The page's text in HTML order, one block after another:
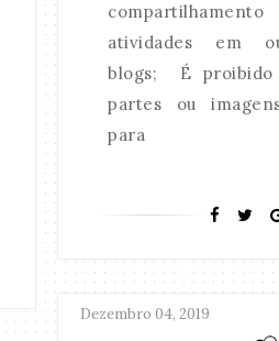
atividades em
blogs; É
partes ou
para
Dezembro 04, 2019